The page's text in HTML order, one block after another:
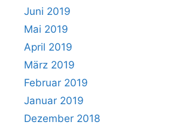
Juni 2019
Mai 2019
April 2019
März 2019
Februar 2019
Januar 2019
Dezember 2018